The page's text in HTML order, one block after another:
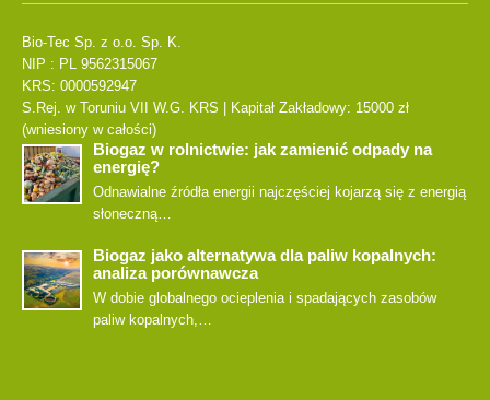
Bio-Tec Sp. z o.o. Sp. K.
NIP : PL 9562315067
KRS: 0000592947
S.Rej. w Toruniu VII W.G. KRS | Kapitał Zakładowy: 15000 zł
(wniesiony w całości)
Biogaz w rolnictwie: jak zamienić odpady na
energię?
Odnawialne źródła energii najczęściej kojarzą się z energią
słoneczną…
Biogaz jako alternatywa dla paliw kopalnych:
analiza porównawcza
W dobie globalnego ocieplenia i spadających zasobów
paliw kopalnych,…